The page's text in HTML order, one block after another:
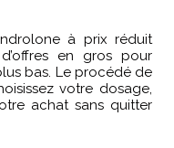
à prix réduit
en gros pour
bas. Le procédé de
votre dosage,
achat sans quitter